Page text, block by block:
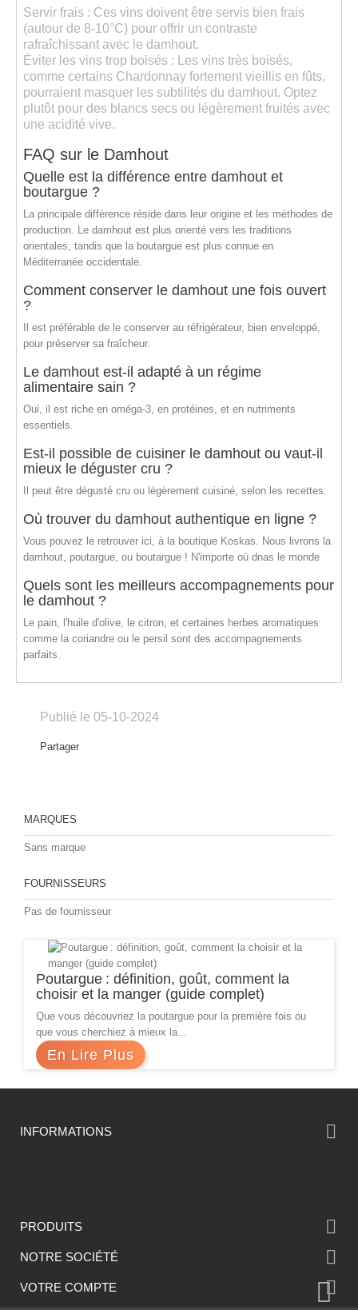
Servir frais : Ces vins doivent être servis bien frais
(autour de 8-10°C) pour offrir un contraste
rafraîchissant avec le damhout.
Éviter les vins trop boisés : Les vins très boisés,
comme certains Chardonnay fortement vieillis en fûts,
pourraient masquer les subtilités du damhout. Optez
plutôt pour des blancs secs ou légèrement fruités avec
une acidité vive.
FAQ sur le Damhout
Quelle est la différence entre damhout et
boutargue ?
La principale différence réside dans leur origine et les méthodes de
production. Le damhout est plus orienté vers les traditions
orientales, tandis que la boutargue est plus connue en
Méditerranée occidentale.
Comment conserver le damhout une fois ouvert
?
Il est préférable de le conserver au réfrigérateur, bien enveloppé,
pour préserver sa fraîcheur.
Le damhout est-il adapté à un régime
alimentaire sain ?
Oui, il est riche en oméga-3, en protéines, et en nutriments
essentiels.
Est-il possible de cuisiner le damhout ou vaut-il
mieux le déguster cru ?
Il peut être dégusté cru ou légèrement cuisiné, selon les recettes.
Où trouver du damhout authentique en ligne ?
Vous pouvez le retrouver ici, à la boutique Koskas. Nous livrons la
damhout, poutargue, ou boutargue ! N'importe où dnas le monde
Quels sont les meilleurs accompagnements pour
le damhout ?
Le pain, l'huile d'olive, le citron, et certaines herbes aromatiques
comme la coriandre ou le persil sont des accompagnements
parfaits.
Publié le 05-10-2024
Partager
MARQUES
Sans marque
FOURNISSEURS
Pas de fournisseur
Poutargue : définition, goût, comment la
choisir et la manger (guide complet)
Que vous découvriez la poutargue pour la première fois ou
que vous cherchiez à mieux la...
En Lire Plus
INFORMATIONS 
PRODUITS 
NOTRE SOCIÉTÉ 
VOTRE COMPTE 